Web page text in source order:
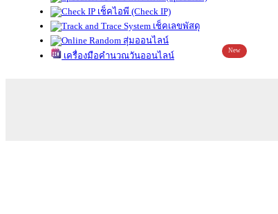
เช็คไอพี (Check IP)
เช็คเลขพัสดุ
สุ่มออนไลน์
เครื่องมือคำนวณวันออนไลน์
New